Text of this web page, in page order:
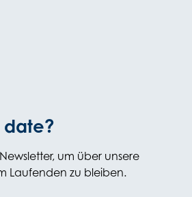
date?
um über unsere
Laufenden zu bleiben.